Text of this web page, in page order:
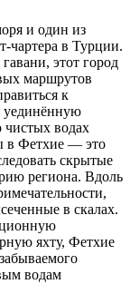
и один из
чартера в Турции.
этот город
маршрутов
к
уединённую
чистых водах
в Фетхие — это
скрытые
региона. Вдоль
в скалах.
яхту, Фетхие
водам